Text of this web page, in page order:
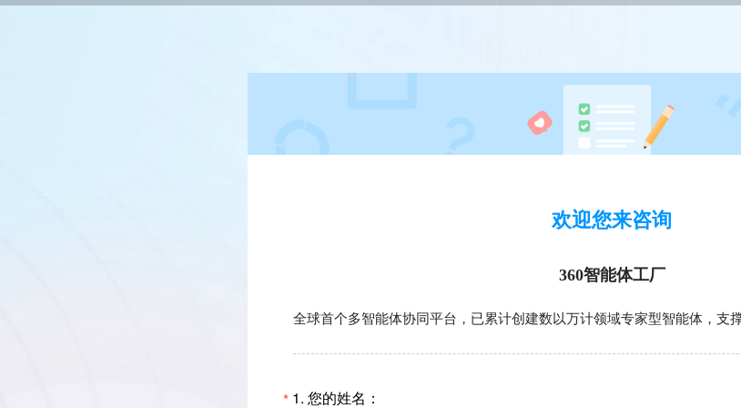
欢迎您来咨询
360智能体工厂
全球首个多智能体协同平台，已累计创建数以万计领域专家型智能体，支
* 1. 您的姓名：